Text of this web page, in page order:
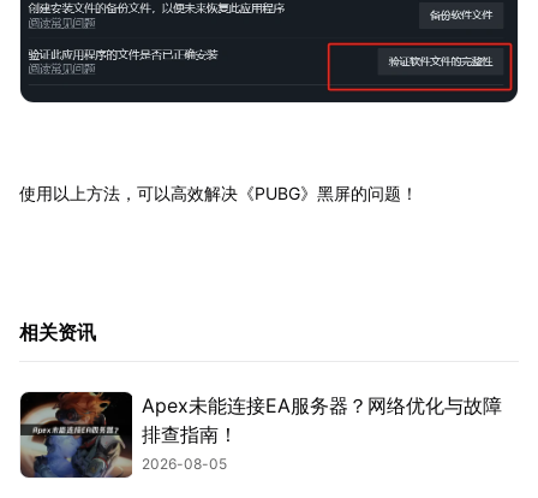
使用以上方法，可以高效解决《PUBG》黑屏的问题！
相关资讯
Apex未能连接EA服务器？网络优化与故障
排查指南！
2026-08-05